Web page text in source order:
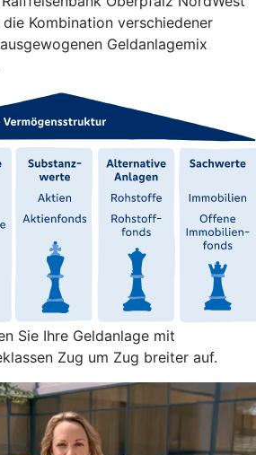
Kombination verschiedener
Geldanlagemix
Sie Ihre Geldanlage mit
Zug um Zug breiter auf.